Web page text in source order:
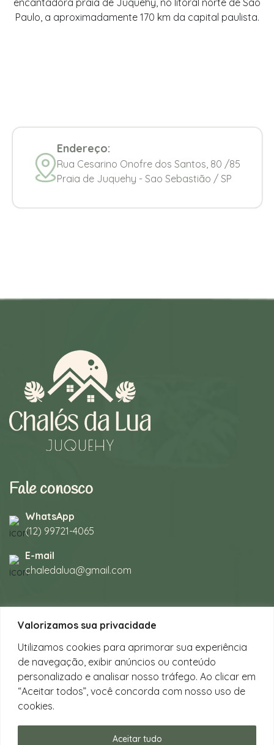
Valorizamos sua privacidade
Utilizamos cookies para aprimorar sua experiência
de navegação, exibir anúncios ou conteúdo
personalizado e analisar nosso tráfego. Ao clicar em
“Aceitar todos”, você concorda com nosso uso de
cookies.
Aceitar tudo
encantadora praia de Juquehy, no litoral norte de São
Paulo, a aproximadamente 170 km da capital paulista.
Endereço:
Rua Cesarino Onofre dos Santos, 80 /85
Praia de Juquehy - Sao Sebastião / SP
Fale conosco
WhatsApp
(12) 99721-4065
E-mail
chaledalua@gmail.com
Seu refúgio em meio à natureza
na bela praia de Juquehy.
Instagram
@chalesdaluajuquehy
Facebook
Chalés da Lua Juquehy